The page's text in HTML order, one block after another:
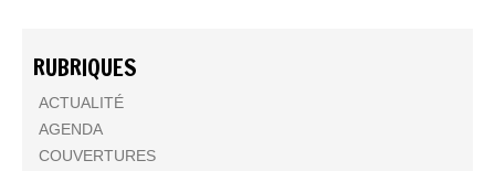
RUBRIQUES
ACTUALITÉ
AGENDA
COUVERTURES